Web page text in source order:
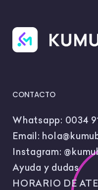
CONTACTO
Whatsapp: 0034
Email:
Instagram:
Ayuda y dudas
HORARIO DE